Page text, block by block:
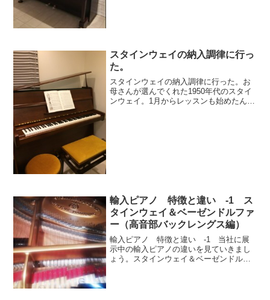
スタインウェイの納入調律に行っ
た。
スタインウェイの納入調律に行った。お
母さんが選んでくれた1950年代のスタイ
ンウェイ。1月からレッスンも始めたんだ
輸入ピアノ 特徴と違い -1 ス
タインウェイ＆ベーゼンドルファ
ー（高音部バックレングス編）
輸入ピアノ 特徴と違い -1 当社に展
示中の輸入ピアノの違いを見ていきまし
ょう。スタインウェイ＆ベーゼンドルフ